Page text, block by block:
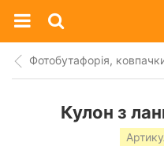
Фотобутафорія,
Кулон з